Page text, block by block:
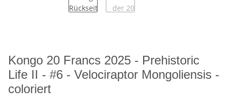
Kongo 20 Francs 2025 - Prehistoric
Life II - #6 - Velociraptor Mongoliensis -
coloriert